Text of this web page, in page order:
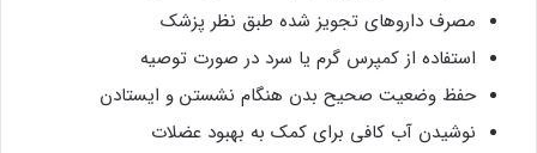
مصرف داروهای تجویز شده طبق نظر پزشک
استفاده از کمپرس گرم یا سرد در صورت توصیه
حفظ وضعیت صحیح بدن هنگام نشستن و ایستادن
نوشیدن آب کافی برای کمک به بهبود عضلات